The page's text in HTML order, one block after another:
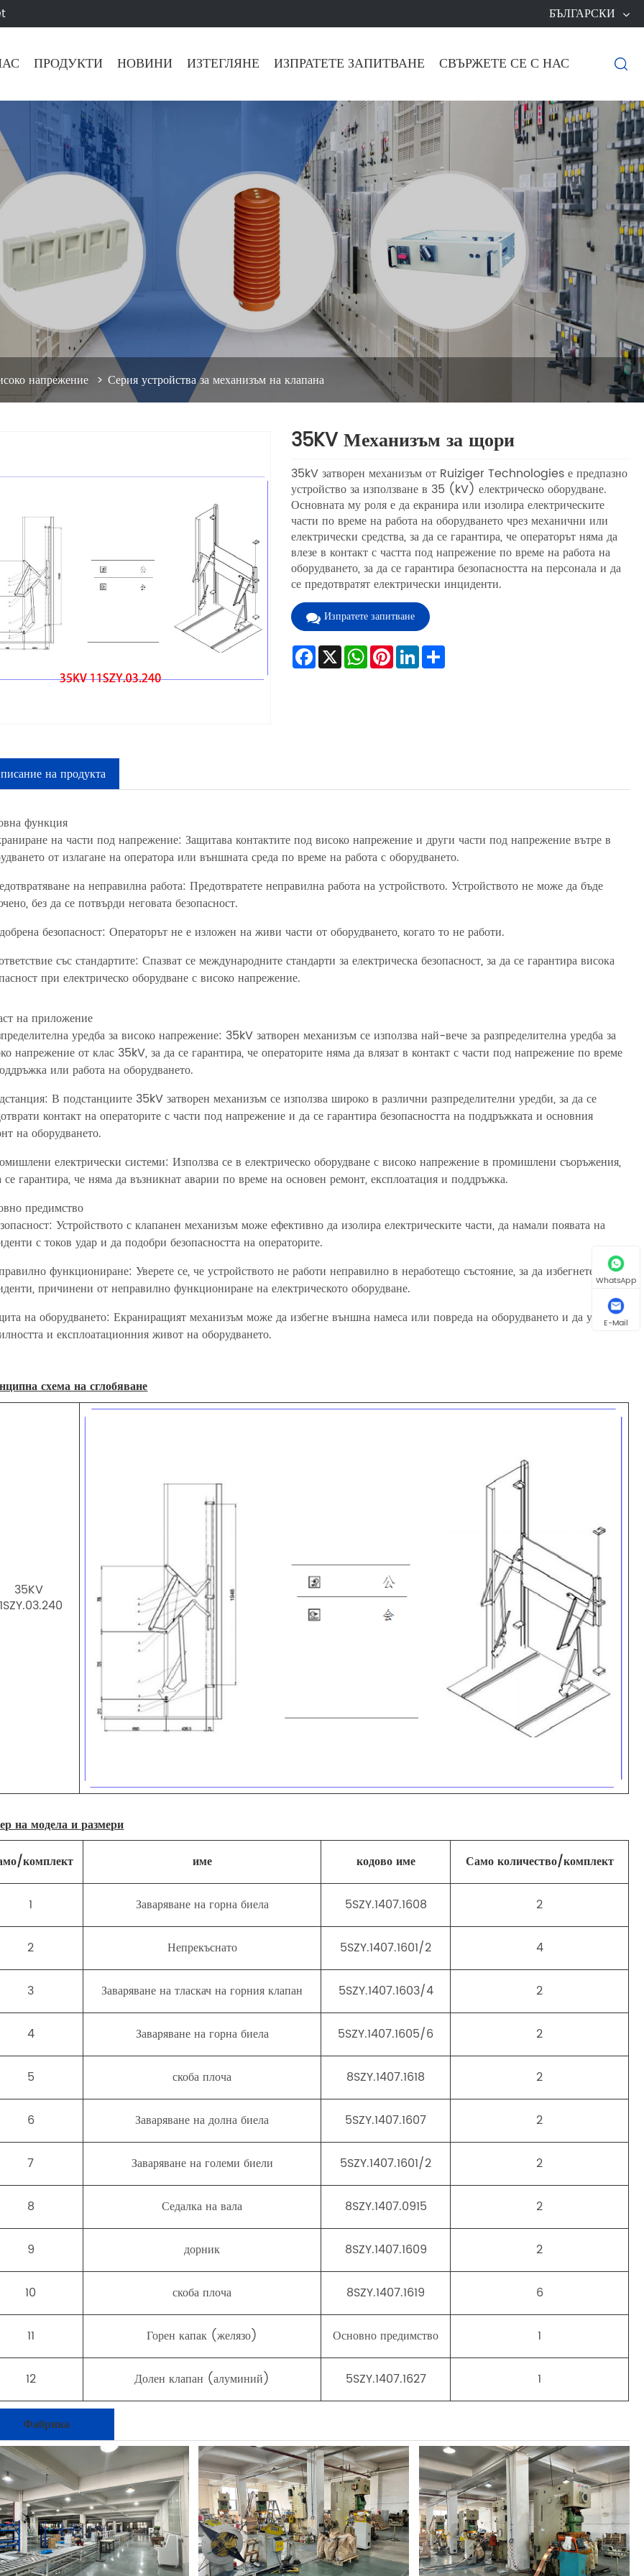
БЪЛГАРСКИ
ПРОДУКТИ НОВИНИ ИЗТЕГЛЯНЕ ИЗПРАТЕТЕ ЗАПИТВАНЕ СВЪРЖЕТЕ СЕ С НАС 
напрежение Серия устройства за механизъм на клапана
35KV Механизъм за щори
35kV затворен механизъм от Ruiziger Technologies е предпазно
устройство за използване в 35 (kV) електрическо оборудване.
Основната му роля е да екранира или изолира електрическите
части по време на работа на оборудването чрез механични или
електрически средства, за да се гарантира, че операторът няма да
влезе в контакт с частта под напрежение по време на работа на
оборудването, за да се гарантира безопасността на персонала и да
се предотвратят електрически инциденти.
Изпратете запитване
Facebook
X WhatsApp
Pinterest
LinkedInShare
на продукта
функция
на части под напрежение: Защитава контактите под високо напрежение и други части под напрежение вътре в
от излагане на оператора или външната среда по време на работа с оборудването.
на неправилна работа: Предотвратете неправилна работа на устройството. Устройството не може да бъде
без да се потвърди неговата безопасност.
безопасност: Операторът не е изложен на живи части от оборудването, когато то не работи.
със стандартите: Спазват се международните стандарти за електрическа безопасност, за да се гарантира висока
при електрическо оборудване с високо напрежение.
на приложение
уредба за високо напрежение: 35kV затворен механизъм се използва най-вече за разпределителна уредба за
напрежение от клас 35kV, за да се гарантира, че операторите няма да влязат в контакт с части под напрежение по време
или работа на оборудването.
В подстанциите 35kV затворен механизъм се използва широко в различни разпределителни уредби, за да се
контакт на операторите с части под напрежение и да се гарантира безопасността на поддръжката и основния
на оборудването.
електрически системи: Използва се в електрическо оборудване с високо напрежение в промишлени съоръжения,
се гарантира, че няма да възникнат аварии по време на основен ремонт, експлоатация и поддръжка.
предимство
Устройството с клапанен механизъм може ефективно да изолира електрическите части, да намали появата на
с токов удар и да подобри безопасността на операторите.
функциониране: Уверете се, че устройството не работи неправилно в неработещо състояние, за да избегнете
причинени от неправилно функциониране на електрическото оборудване.
на оборудването: Екраниращият механизъм може да избегне външна намеса или повреда на оборудването и да увеличи
и експлоатационния живот на оборудването.
схема на сглобяване
35KV
на модела и размери
комплект
име кодово име Само количество/комплект
1 Заваряване на горна биела 5SZY.1407.1608 2
2 Непрекъснато 5SZY.1407.1601/2 4
3 Заваряване на тласкач на горния клапан 5SZY.1407.1603/4 2
4 Заваряване на горна биела 5SZY.1407.1605/6 2
5 скоба плоча 8SZY.1407.1618 2
6 Заваряване на долна биела 5SZY.1407.1607 2
7 Заваряване на големи биели 5SZY.1407.1601/2 2
8 Седалка на вала 8SZY.1407.0915 2
9 дорник 8SZY.1407.1609 2
10 скоба плоча 8SZY.1407.1619 6
11 Горен капак (желязо) Основно предимство 1
12 Долен клапан (алуминий) 5SZY.1407.1627 1
Фабрика
WhatsApp
E-Mail